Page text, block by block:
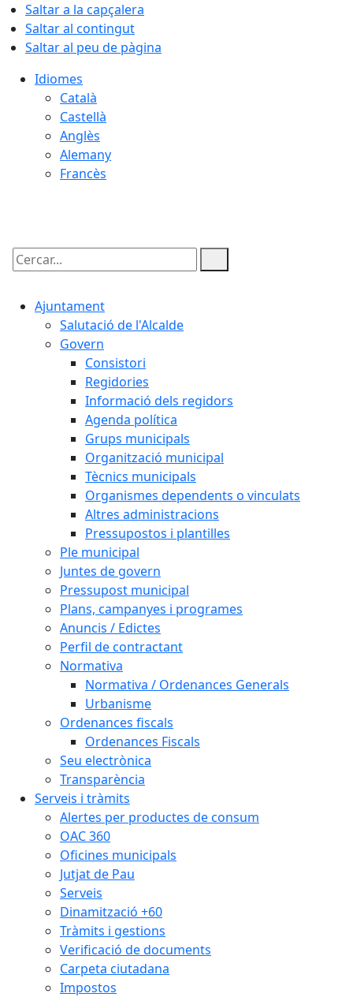
Saltar a la capçalera
Saltar al contingut
Saltar al peu de pàgina
Idiomes
Català
Castellà
Anglès
Alemany
Francès
Cercar:
Ajuntament
Salutació de l'Alcalde
Govern
Consistori
Regidories
Informació dels regidors
Agenda política
Grups municipals
Organització municipal
Tècnics municipals
Organismes dependents o vinculats
Altres administracions
Pressupostos i plantilles
Ple municipal
Juntes de govern
Pressupost municipal
Plans, campanyes i programes
Anuncis / Edictes
Perfil de contractant
Normativa
Normativa / Ordenances Generals
Urbanisme
Ordenances fiscals
Ordenances Fiscals
Seu electrònica
Transparència
Serveis i tràmits
Alertes per productes de consum
OAC 360
Oficines municipals
Jutjat de Pau
Serveis
Dinamització +60
Tràmits i gestions
Verificació de documents
Carpeta ciutadana
Impostos